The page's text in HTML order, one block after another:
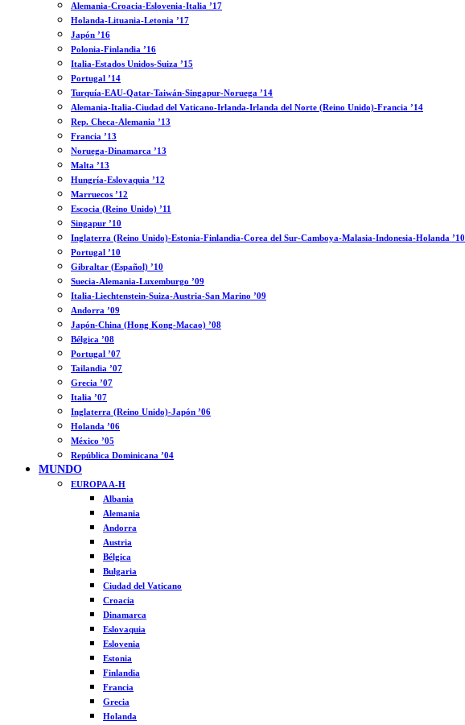
Alemania-Croacia-Eslovenia-Italia ’17
Holanda-Lituania-Letonia ’17
Japón ’16
Polonia-Finlandia ’16
Italia-Estados Unidos-Suiza ’15
Portugal ’14
Turquía-EAU-Qatar-Taiwán-Singapur-Noruega ’14
Alemania-Italia-Ciudad del Vaticano-Irlanda-Irlanda del Norte (Reino Unido)-Francia ’14
Rep. Checa-Alemania ’13
Francia ’13
Noruega-Dinamarca ’13
Malta ’13
Hungría-Eslovaquia ’12
Marruecos ’12
Escocia (Reino Unido) ’11
Singapur ’10
Inglaterra (Reino Unido)-Estonia-Finlandia-Corea del Sur-Camboya-Malasia-Indonesia-Holanda ’10
Portugal ’10
Gibraltar (Español) ’10
Suecia-Alemania-Luxemburgo ’09
Italia-Liechtenstein-Suiza-Austria-San Marino ’09
Andorra ’09
Japón-China (Hong Kong-Macao) ’08
Bélgica ’08
Portugal ’07
Tailandia ’07
Grecia ’07
Italia ’07
Inglaterra (Reino Unido)-Japón ’06
Holanda ’06
México ’05
República Dominicana ’04
MUNDO
EUROPA A-H
Albania
Alemania
Andorra
Austria
Bélgica
Bulgaria
Ciudad del Vaticano
Croacia
Dinamarca
Eslovaquia
Eslovenia
Estonia
Finlandia
Francia
Grecia
Holanda